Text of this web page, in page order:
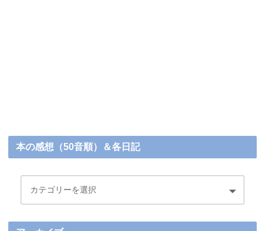
本の感想（50音順）＆各日記